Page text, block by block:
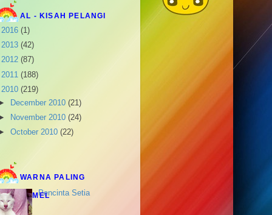
AL - KISAH PELANGI
2016 (1)
2013 (42)
2012 (87)
2011 (188)
2010 (219)
December 2010(21)
November 2010(24)
October 2010(22)
August 2010
July 2010(11)
June 2010(22)
May 2010
WARNA PALING
COMELPencinta Setia